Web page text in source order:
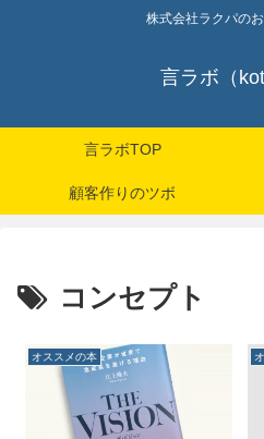
株式会社ラクパの
言ラボ（
言ラボTOP
顧客作りのツボ
コンセプト
オススメの本